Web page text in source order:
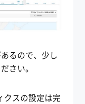
るので、少し
さい。
クスの設定は完